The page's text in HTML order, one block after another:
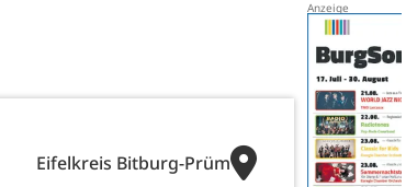
Eifelkreis Bitburg-Prüm